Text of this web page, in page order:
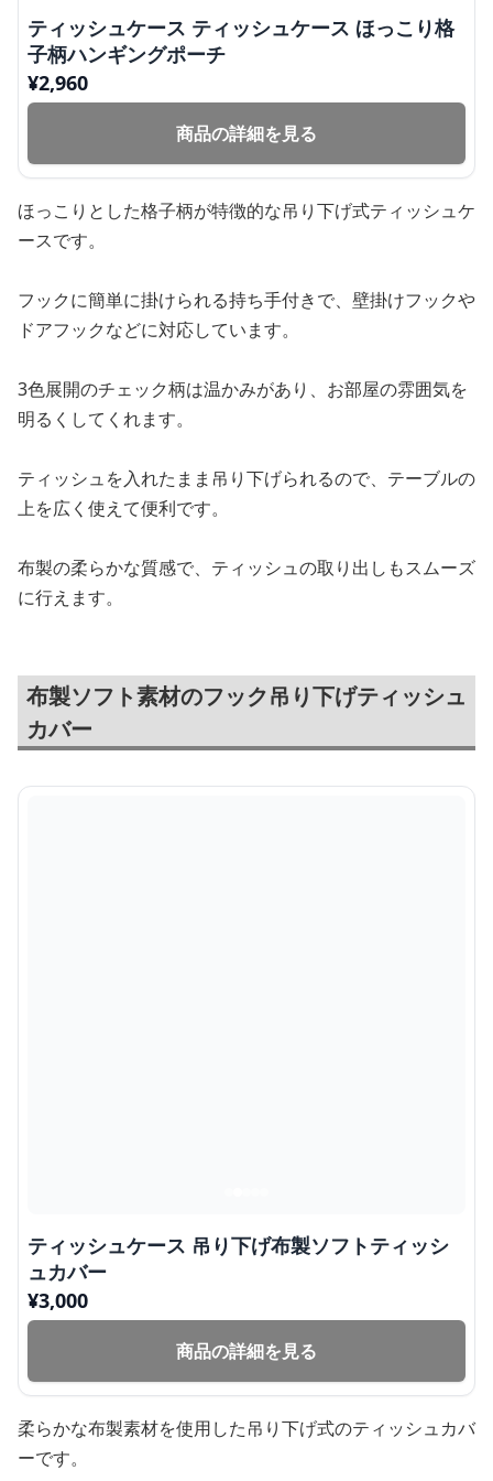
ティッシュケース ティッシュケース ほっこり格
子柄ハンギングポーチ
¥2,960
商品の詳細を見る
ほっこりとした格子柄が特徴的な吊り下げ式ティッシュケ
ースです。
フックに簡単に掛けられる持ち手付きで、壁掛けフックや
ドアフックなどに対応しています。
3色展開のチェック柄は温かみがあり、お部屋の雰囲気を
明るくしてくれます。
ティッシュを入れたまま吊り下げられるので、テーブルの
上を広く使えて便利です。
布製の柔らかな質感で、ティッシュの取り出しもスムーズ
に行えます。
布製ソフト素材のフック吊り下げティッシュ
カバー
ティッシュケース 吊り下げ布製ソフトティッシ
ュカバー
¥3,000
商品の詳細を見る
柔らかな布製素材を使用した吊り下げ式のティッシュカバ
ーです。